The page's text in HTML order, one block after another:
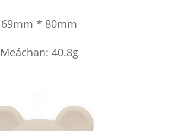
69mm * 80mm
Meáchan: 40.8g